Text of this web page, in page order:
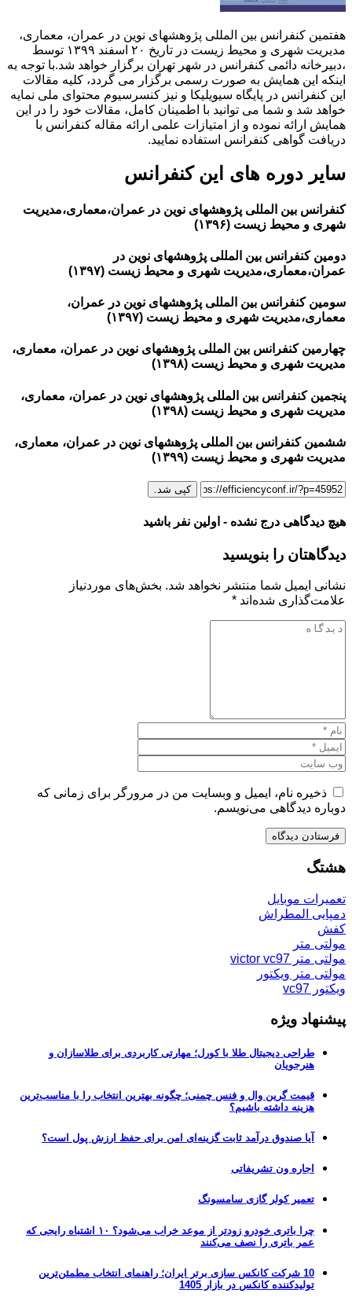
هفتمین کنفرانس بین المللی پژوهشهای نوین در عمران، معماری،
مدیریت شهری و محیط زیست در تاریخ ۲۰ اسفند ۱۳۹۹ توسط
،دبیرخانه دائمی کنفرانس در شهر تهران برگزار خواهد شد.با توجه به
اینکه این همایش به صورت رسمی برگزار می گردد، کلیه مقالات
این کنفرانس در پایگاه سیویلیکا و نیز کنسرسیوم محتوای ملی نمایه
خواهد شد و شما می توانید با اطمینان کامل، مقالات خود را در این
همایش ارائه نموده و از امتیازات علمی ارائه مقاله کنفرانس با
دریافت گواهی کنفرانس استفاده نمایید.
سایر دوره های این کنفرانس
کنفرانس بین المللی پژوهشهای نوین در عمران،معماری،مدیریت
شهری و محیط زیست (۱۳۹۶)
دومین کنفرانس بین المللی پژوهشهای نوین در
عمران،معماری،مدیریت شهری و محیط زیست (۱۳۹۷)
سومین کنفرانس بین المللی پژوهشهای نوین در عمران،
معماری،مدیریت شهری و محیط زیست (۱۳۹۷)
چهارمین کنفرانس بین المللی پژوهشهای نوین در عمران، معماری،
مدیریت شهری و محیط زیست (۱۳۹۸)
پنجمین کنفرانس بین المللی پژوهشهای نوین در عمران، معماری،
مدیریت شهری و محیط زیست (۱۳۹۸)
ششمین کنفرانس بین المللی پژوهشهای نوین در عمران، معماری،
مدیریت شهری و محیط زیست (۱۳۹۹)
کپی شد.
هیچ دیدگاهی درج نشده - اولین نفر باشید
دیدگاهتان را بنویسید
نشانی ایمیل شما منتشر نخواهد شد. بخش‌های موردنیاز
علامت‌گذاری شده‌اند *
ذخیره نام، ایمیل و وبسایت من در مرورگر برای زمانی که
دوباره دیدگاهی می‌نویسم.
هشتگ
تعمیرات موبایل
دمپایی المطراش
کفش
مولتی متر
مولتی متر victor vc97
مولتی متر ویکتور
ویکتور vc97
پیشنهاد ویژه
طراحی دیجیتال طلا با کورل؛ مهارتی کاربردی برای طلاسازان و
هنرجویان
قیمت گرین وال و فنس چمنی؛ چگونه بهترین انتخاب را با مناسب‌ترین
هزینه داشته باشیم؟
آیا صندوق درآمد ثابت گزینه‌ای امن برای حفظ ارزش پول است؟
اجاره ون تشریفاتی
تعمیر کولر گازی سامسونگ
چرا باتری خودرو زودتر از موعد خراب می‌شود؟ ۱۰ اشتباه رایجی که
عمر باتری را نصف می‌کنند
10 شرکت کانکس سازی برتر ایران؛ راهنمای انتخاب مطمئن‌ترین
تولیدکننده کانکس در بازار 1405